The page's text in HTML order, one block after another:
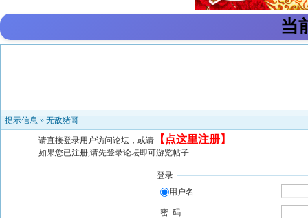
当
提示信息 » 无敌猪哥
请直接登录用户访问论坛，或请 【 点这里注册】
如果您已注册,请先登录论坛即可游览帖子
登录
用户名
密 码